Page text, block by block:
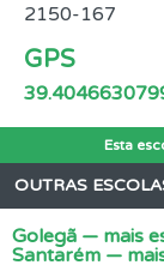
2150-167
GPS
Esta
OUTRAS
Golegã — mais
Santarém —